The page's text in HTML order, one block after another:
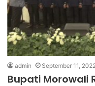
admin September 11,
Bupati Morowali